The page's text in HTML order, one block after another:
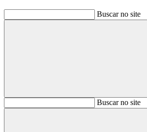
Buscar no site
BuscarBuscar no site